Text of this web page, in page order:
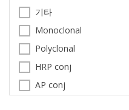
Staphylococcus
Sheep
CHO
NS0
Insect cell
HEK293
기타
Monoclonal
Polyclonal
HRP conj
AP conj